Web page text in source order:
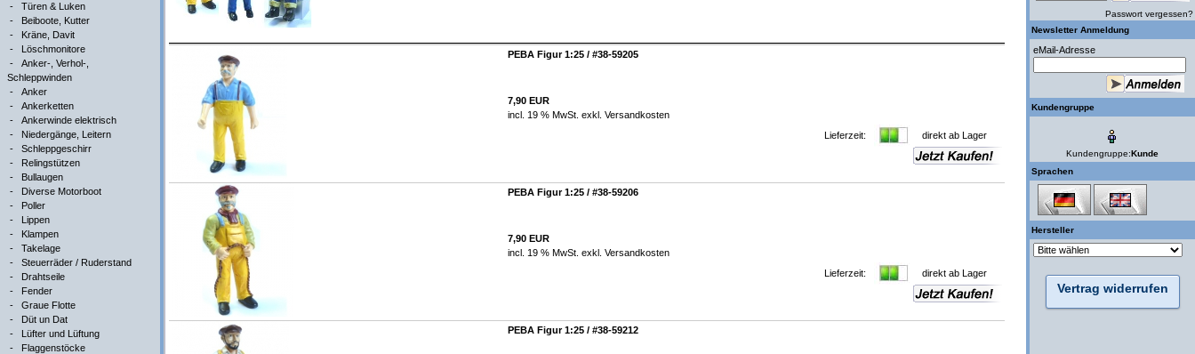
- Türen & Luken
- Beiboote, Kutter
- Kräne, Davit
- Löschmonitore
- Anker-, Verhol-,
Schleppwinden
- Anker
- Ankerketten
- Ankerwinde elektrisch
- Niedergänge, Leitern
- Schleppgeschirr
- Relingstützen
- Bullaugen
- Diverse Motorboot
- Poller
- Lippen
- Klampen
- Takelage
- Steuerräder / Ruderstand
- Drahtseile
- Fender
- Graue Flotte
- Düt un Dat
- Lüfter und Lüftung
- Flaggenstöcke
PEBA Figur 1:25 / #38-59205
7,90 EUR
incl. 19 % MwSt. exkl. Versandkosten
Lieferzeit:
direkt ab Lager
PEBA Figur 1:25 / #38-59206
7,90 EUR
incl. 19 % MwSt. exkl. Versandkosten
Lieferzeit:
direkt ab Lager
PEBA Figur 1:25 / #38-59212
Passwort vergessen?
Newsletter Anmeldung
eMail-Adresse
Kundengruppe
Kundengruppe:Kunde
Sprachen
Hersteller
Vertrag widerrufen